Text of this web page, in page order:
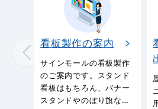
看板製作の案内
サインモールの看板製作
のご案内です。スタンド
看板はもちろん、バナー
スタンドやのぼり旗など